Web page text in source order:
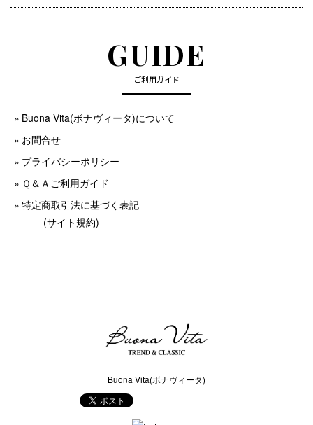
GUIDE
ご利用ガイド
Buona Vita(ボナヴィータ)について
お問合せ
プライバシーポリシー
Ｑ＆Ａご利用ガイド
特定商取引法に基づく表記
(サイト規約)
Buona Vita(ボナヴィータ)